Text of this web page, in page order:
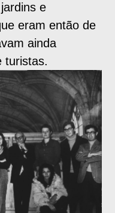
e
eram então de
ainda
turistas.